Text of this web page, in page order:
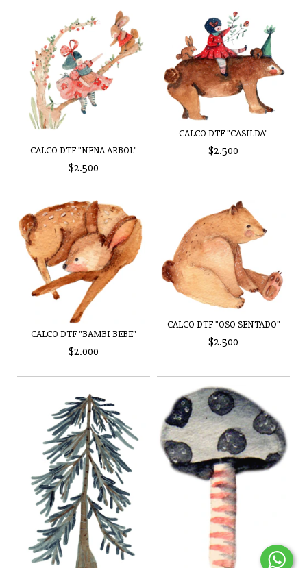
CALCO DTF "NENA ARBOL"
$2.500
CALCO DTF "CASILDA"
$2.500
CALCO DTF "BAMBI BEBE"
$2.000
CALCO DTF "OSO SENTADO"
$2.500